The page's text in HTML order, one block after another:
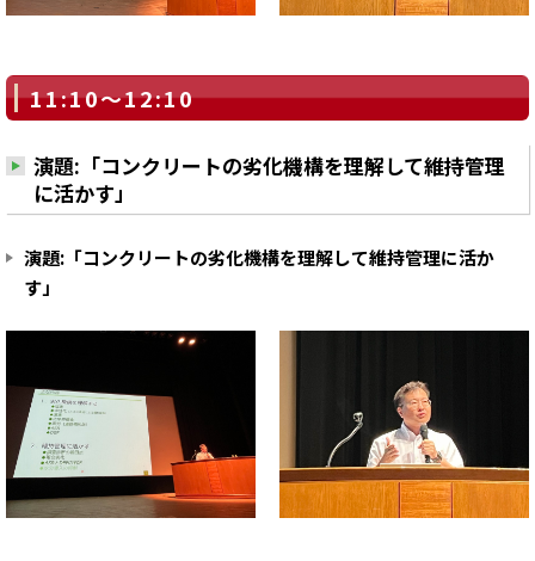
11:10～12:10
演題:「コンクリートの劣化機構を理解して維持管理
に活かす」
演題:「コンクリートの劣化機構を理解して維持管理に活か
す」